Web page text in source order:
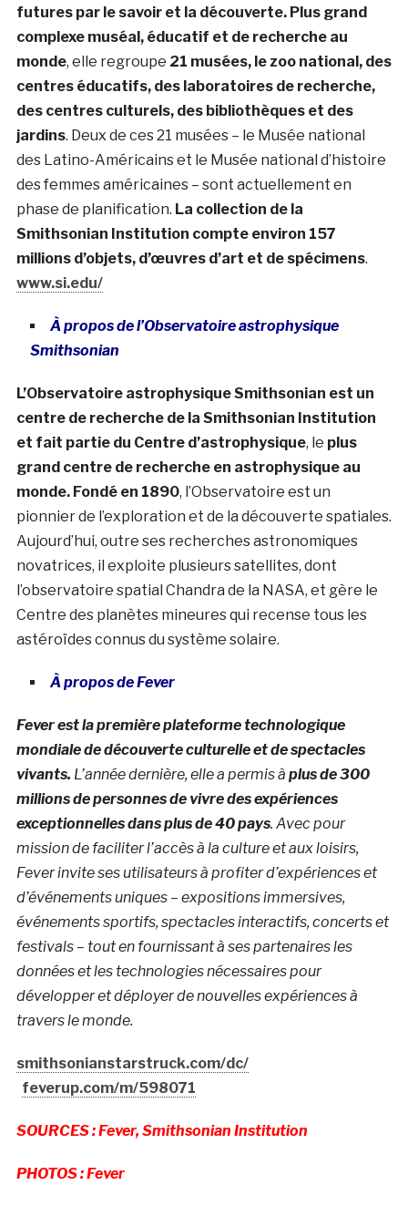
futures par le savoir et la découverte. Plus grand
complexe muséal, éducatif et de recherche au
monde, elle regroupe 21 musées, le zoo national, des
centres éducatifs, des laboratoires de recherche,
des centres culturels, des bibliothèques et des
jardins. Deux de ces 21 musées – le Musée national
des Latino-Américains et le Musée national d’histoire
des femmes américaines – sont actuellement en
phase de planification. La collection de la
Smithsonian Institution compte environ 157
millions d’objets, d’œuvres d’art et de spécimens.
www.si.edu/
À propos de l’Observatoire astrophysique
Smithsonian
L’Observatoire astrophysique Smithsonian est un
centre de recherche de la Smithsonian Institution
et fait partie du Centre d’astrophysique, le plus
grand centre de recherche en astrophysique au
monde. Fondé en 1890, l’Observatoire est un
pionnier de l’exploration et de la découverte spatiales.
Aujourd’hui, outre ses recherches astronomiques
novatrices, il exploite plusieurs satellites, dont
l’observatoire spatial Chandra de la NASA, et gère le
Centre des planètes mineures qui recense tous les
astéroïdes connus du système solaire.
À propos de Fever
Fever est la première plateforme technologique
mondiale de découverte culturelle et de spectacles
vivants. L’année dernière, elle a permis à plus de 300
millions de personnes de vivre des expériences
exceptionnelles dans plus de 40 pays. Avec pour
mission de faciliter l’accès à la culture et aux loisirs,
Fever invite ses utilisateurs à profiter d’expériences et
d’événements uniques – expositions immersives,
événements sportifs, spectacles interactifs, concerts et
festivals – tout en fournissant à ses partenaires les
données et les technologies nécessaires pour
développer et déployer de nouvelles expériences à
travers le monde.
smithsonianstarstruck.com/dc/
feverup.com/m/598071
SOURCES : Fever, Smithsonian Institution
PHOTOS : Fever